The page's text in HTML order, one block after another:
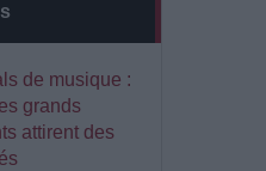
de musique :
grands
attirent des